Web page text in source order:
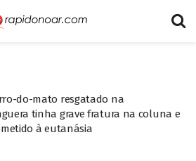
do-mato resgatado na
tinha grave fratura na coluna e
à eutanásia